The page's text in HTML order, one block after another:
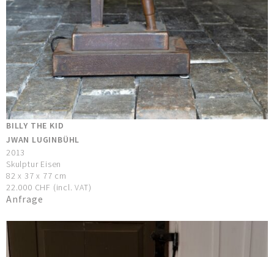
BILLY THE KID
JWAN LUGINBÜHL
2013
Skulptur Eisen
82 x 37 x 77 cm
22.000 CHF (incl. VAT)
Anfrage